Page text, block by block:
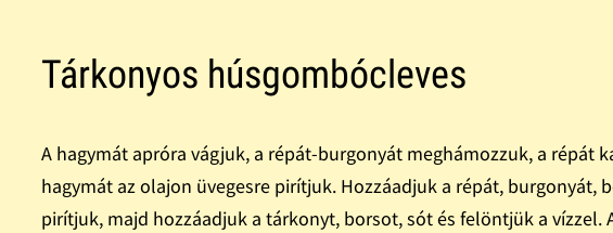
Tárkonyos húsgombócleves
A hagymát apróra vágjuk, a répát-burgonyát meghámozzuk, a répát
hagymát az olajon üvegesre pirítjuk. Hozzáadjuk a répát,
pirítjuk, majd hozzáadjuk a tárkonyt, borsot, sót és felöntjük a